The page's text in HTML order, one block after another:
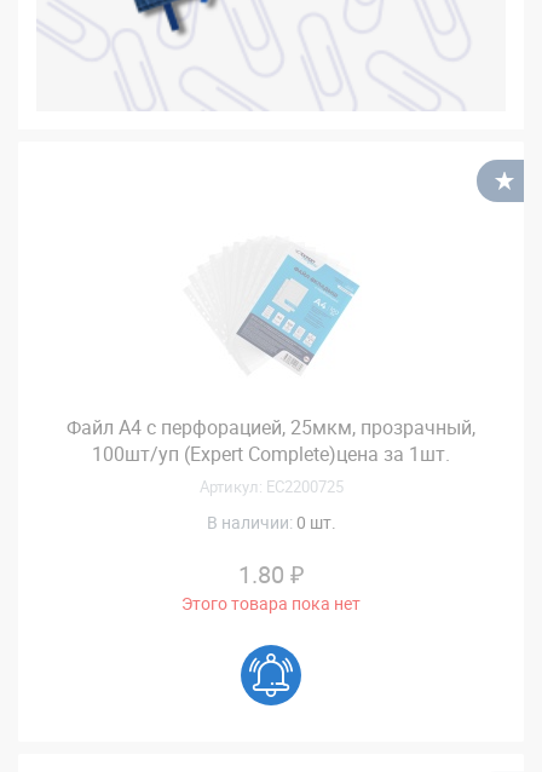
Файл А4 с перфорацией, 25мкм, прозрачный,
100шт/уп (Expert Complete)цена за 1шт.
Артикул: EC2200725
В наличии: 0 шт.
1.80 ₽
Этого товара пока нет